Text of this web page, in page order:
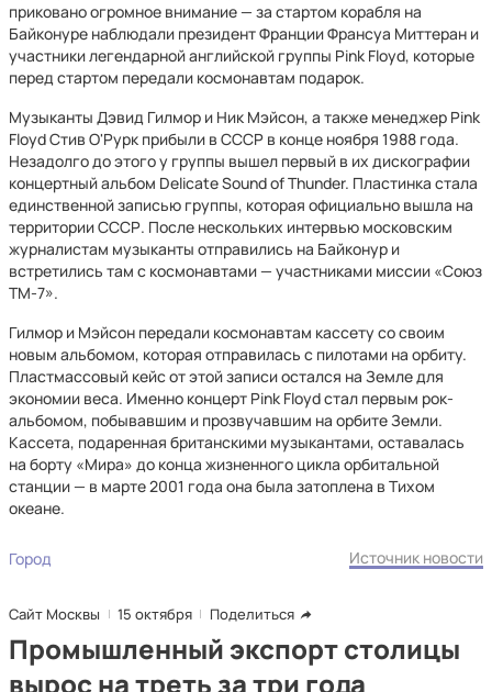
приковано огромное внимание — за стартом корабля на
Байконуре наблюдали президент Франции Франсуа Миттеран и
участники легендарной английской группы Pink Floyd, которые
перед стартом передали космонавтам подарок.
Музыканты Дэвид Гилмор и Ник Мэйсон, а также менеджер Pink
Floyd Стив О'Рурк прибыли в СССР в конце ноября 1988 года.
Незадолго до этого у группы вышел первый в их дискографии
концертный альбом Delicate Sound of Thunder. Пластинка стала
единственной записью группы, которая официально вышла на
территории СССР. После нескольких интервью московским
журналистам музыканты отправились на Байконур и
встретились там с космонавтами — участниками миссии «Союз
ТМ-7».
Гилмор и Мэйсон передали космонавтам кассету со своим
новым альбомом, которая отправилась с пилотами на орбиту.
Пластмассовый кейс от этой записи остался на Земле для
экономии веса. Именно концерт Pink Floyd стал первым рок-
альбомом, побывавшим и прозвучавшим на орбите Земли.
Кассета, подаренная британскими музыкантами, оставалась
на борту «Мира» до конца жизненного цикла орбитальной
станции — в марте 2001 года она была затоплена в Тихом
океане.
Город Источник новости
Сайт Москвы 15 октября Поделиться
Промышленный экспорт столицы
вырос на треть за три года